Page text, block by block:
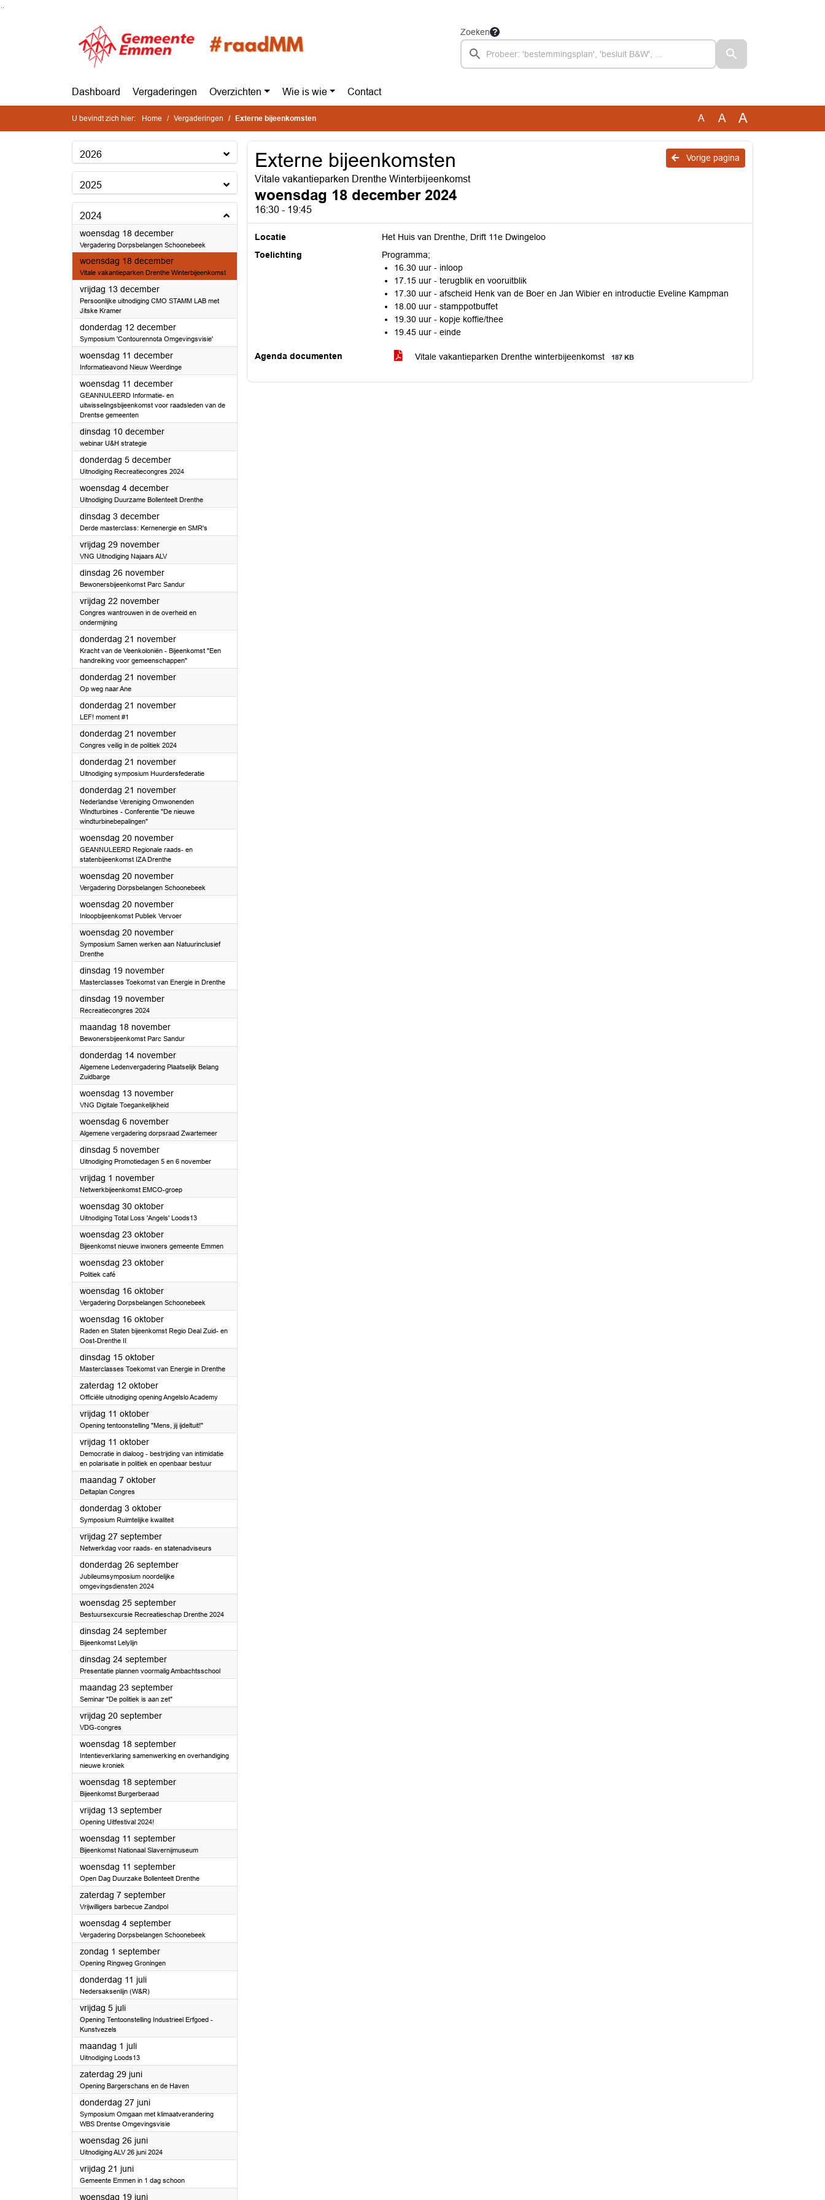
Zoeken
Dashboard Vergaderingen Overzichten Wie is wie Contact
U bevindt zich hier: Home Vergaderingen Externe bijeenkomsten A A A
2026
2025
2024
woensdag 18 december2024
Vergadering Dorpsbelangen Schoonebeek
woensdag 18 december2024
Vitale vakantieparken Drenthe Winterbijeenkomst
vrijdag 13 december2024
Persoonlijke uitnodiging CMO STAMM LAB met
Jitske Kramer
donderdag 12 december2024
Symposium 'Contourennota Omgevingsvisie'
woensdag 11 december2024
Informatieavond Nieuw Weerdinge
woensdag 11 december2024
GEANNULEERD Informatie- en
uitwisselingsbijeenkomst voor raadsleden van de
Drentse gemeenten
dinsdag 10 december2024
webinar U&H strategie
donderdag 5 december2024
Uitnodiging Recreatiecongres 2024
woensdag 4 december2024
Uitnodiging Duurzame Bollenteelt Drenthe
dinsdag 3 december2024
Derde masterclass: Kernenergie en SMR's
vrijdag 29 november2024
VNG Uitnodiging Najaars ALV
dinsdag 26 november2024
Bewonersbijeenkomst Parc Sandur
vrijdag 22 november2024
Congres wantrouwen in de overheid en
ondermijning
donderdag 21 november2024
Kracht van de Veenkoloniën - Bijeenkomst "Een
handreiking voor gemeenschappen"
donderdag 21 november2024
Op weg naar Ane
donderdag 21 november2024
LEF! moment #1
donderdag 21 november2024
Congres veilig in de politiek 2024
donderdag 21 november2024
Uitnodiging symposium Huurdersfederatie
donderdag 21 november2024
Nederlandse Vereniging Omwonenden
Windturbines - Conferentie "De nieuwe
windturbinebepalingen"
woensdag 20 november2024
GEANNULEERD Regionale raads- en
statenbijeenkomst IZA Drenthe
woensdag 20 november2024
Vergadering Dorpsbelangen Schoonebeek
woensdag 20 november2024
Inloopbijeenkomst Publiek Vervoer
woensdag 20 november2024
Symposium Samen werken aan Natuurinclusief
Drenthe
dinsdag 19 november2024
Masterclasses Toekomst van Energie in Drenthe
dinsdag 19 november2024
Recreatiecongres 2024
maandag 18 november2024
Bewonersbijeenkomst Parc Sandur
donderdag 14 november2024
Algemene Ledenvergadering Plaatselijk Belang
Zuidbarge
woensdag 13 november2024
VNG Digitale Toegankelijkheid
woensdag 6 november2024
Algemene vergadering dorpsraad Zwartemeer
dinsdag 5 november2024
Uitnodiging Promotiedagen 5 en 6 november
vrijdag 1 november2024
Netwerkbijeenkomst EMCO-groep
woensdag 30 oktober2024
Uitnodiging Total Loss 'Angels' Loods13
woensdag 23 oktober2024
Bijeenkomst nieuwe inwoners gemeente Emmen
woensdag 23 oktober2024
Politiek café
woensdag 16 oktober2024
Vergadering Dorpsbelangen Schoonebeek
woensdag 16 oktober2024
Raden en Staten bijeenkomst Regio Deal Zuid- en
Oost-Drenthe II
dinsdag 15 oktober2024
Masterclasses Toekomst van Energie in Drenthe
zaterdag 12 oktober2024
Officiële uitnodiging opening Angelslo Academy
vrijdag 11 oktober2024
Opening tentoonstelling "Mens, jij ijdeltuit!"
vrijdag 11 oktober2024
Democratie in dialoog - bestrijding van intimidatie
en polarisatie in politiek en openbaar bestuur
maandag 7 oktober2024
Deltaplan Congres
donderdag 3 oktober2024
Symposium Ruimtelijke kwaliteit
vrijdag 27 september2024
Netwerkdag voor raads- en statenadviseurs
donderdag 26 september2024
Jubileumsymposium noordelijke
omgevingsdiensten 2024
woensdag 25 september2024
Bestuursexcursie Recreatieschap Drenthe 2024
dinsdag 24 september2024
Bijeenkomst Lelylijn
dinsdag 24 september2024
Presentatie plannen voormalig Ambachtsschool
maandag 23 september2024
Seminar "De politiek is aan zet"
vrijdag 20 september2024
VDG-congres
woensdag 18 september2024
Intentieverklaring samenwerking en overhandiging
nieuwe kroniek
woensdag 18 september2024
Bijeenkomst Burgerberaad
vrijdag 13 september2024
Opening Uitfestival 2024!
woensdag 11 september2024
Bijeenkomst Nationaal Slavernijmuseum
woensdag 11 september2024
Open Dag Duurzake Bollenteelt Drenthe
zaterdag 7 september2024
Vrijwilligers barbecue Zandpol
woensdag 4 september2024
Vergadering Dorpsbelangen Schoonebeek
zondag 1 september2024
Opening Ringweg Groningen
donderdag 11 juli2024
Nedersaksenlijn (W&R)
vrijdag 5 juli2024
Opening Tentoonstelling Industrieel Erfgoed -
Kunstvezels
maandag 1 juli2024
Uitnodiging Loods13
zaterdag 29 juni2024
Opening Bargerschans en de Haven
donderdag 27 juni2024
Symposium Omgaan met klimaatverandering
WBS Drentse Omgevingsvisie
woensdag 26 juni2024
Uitnodiging ALV 26 juni 2024
vrijdag 21 juni2024
Gemeente Emmen in 1 dag schoon
woensdag 19 juni2024
Vorige pagina
Externe bijeenkomsten
Vitale vakantieparken Drenthe Winterbijeenkomst
woensdag 18 december 2024
16:30 - 19:45
Locatie
Het Huis van Drenthe, Drift 11e Dwingeloo
Toelichting
Programma;
16.30 uur - inloop
17.15 uur - terugblik en vooruitblik
17.30 uur - afscheid Henk van de Boer en Jan Wibier en introductie Eveline Kampman
18.00 uur - stamppotbuffet
19.30 uur - kopje koffie/thee
19.45 uur - einde
Agenda documenten Vitale vakantieparken Drenthe winterbijeenkomst 187 KB